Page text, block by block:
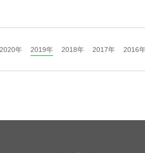
2020年 2019年 2018年 2017年 2016